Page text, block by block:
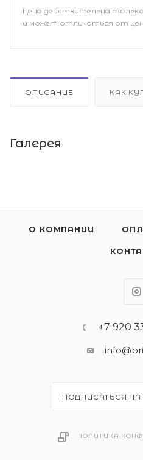
Цена действительна
и может отличаться от цен
ОПИСАНИЕ КАК
Галерея
О КОМПАНИИ
+7 920
ПОДПИСАТЬСЯ
ПОЛИТИКА